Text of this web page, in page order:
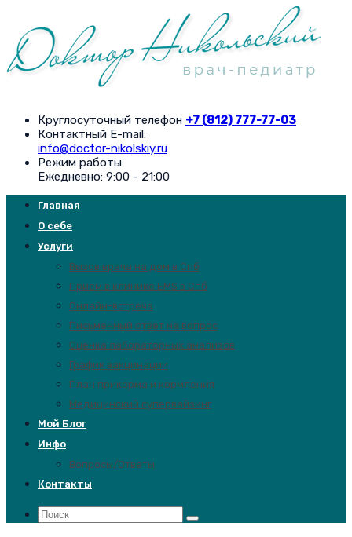
Круглосуточный телефон +7 (812) 777-77-03
Контактный E-mail:
info@doctor-nikolskiy.ru
Режим работы
Ежедневно: 9:00 - 21:00
Главная
О себе
Услуги
Вызов врача на дом в Спб
Прием в клинике EMS в Спб
Онлайн-встреча
Письменный ответ на вопрос
Оценка лабораторных анализов
График вакцинации
План прикорма и кормления
Медицинский супервайзинг
Мой Блог
Инфо
Вопросы/Ответы
Контакты